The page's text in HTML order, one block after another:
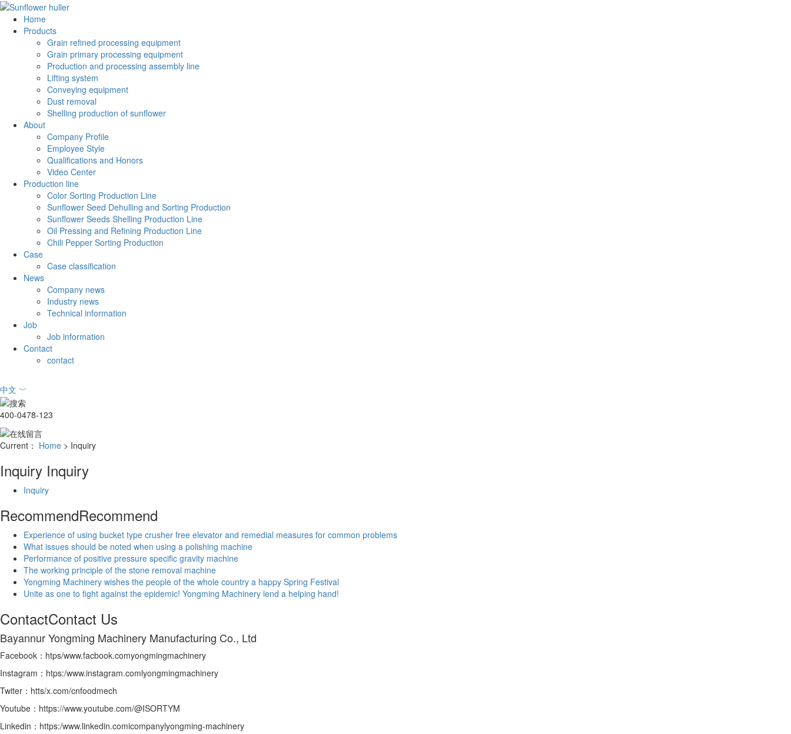
Home
Products
Grain refined processing equipment
Grain primary processing equipment
Production and processing assembly line
Lifting system
Conveying equipment
Dust removal
Shelling production of sunflower
About
Company Profile
Employee Style
Qualifications and Honors
Video Center
Production line
Color Sorting Production Line
Sunflower Seed Dehulling and Sorting Production
Sunflower Seeds Shelling Production Line
Oil Pressing and Refining Production Line
Chili Pepper Sorting Production
Case
Case classification
News
Company news
Industry news
Technical information
Job
Job information
Contact
contact
中文 ﹀
400-0478-123
Current： Home > Inquiry
Inquiry Inquiry
Inquiry
RecommendRecommend
Experience of using bucket type crusher free elevator and remedial measures for common problems
What issues should be noted when using a polishing machine
Performance of positive pressure specific gravity machine
The working principle of the stone removal machine
Yongming Machinery wishes the people of the whole country a happy Spring Festival
Unite as one to fight against the epidemic! Yongming Machinery lend a helping hand!
ContactContact Us
Bayannur Yongming Machinery Manufacturing Co., Ltd
Facebook：htps/www.facbook.comyongmingmachinery
Instagram：htps:/www.instagram.comlyongmingmachinery
Twiter：htts/x.com/cnfoodmech
Youtube：https://www.youtube.com/@ISORTYM
Linkedin：https:/www.linkedin.comicompanylyongming-machinery